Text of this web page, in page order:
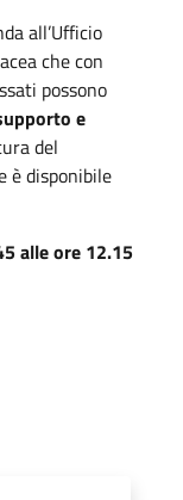
all’Ufficio
che con
possono
e
del
è disponibile
alle ore 12.15